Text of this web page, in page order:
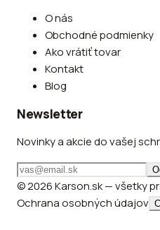
O nás
Obchodné podmienky
Ako vrátiť tovar
Kontakt
Blog
Newsletter
Novinky a akcie do vašej
© 2026 Karson.sk — všetky
Ochrana osobných údajov